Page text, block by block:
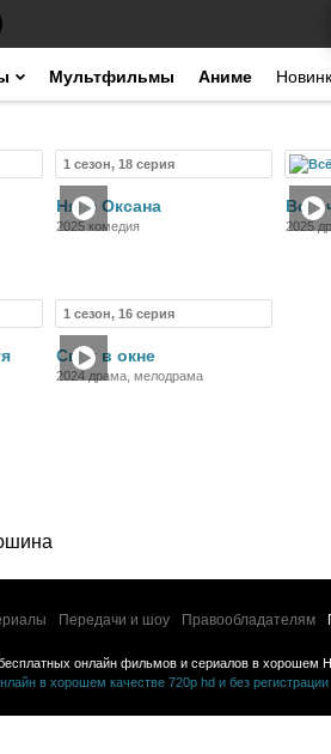
Мультфильмы Аниме
1 сезон, 18 серия
Няня Оксана
2025 комедия
Всё,
2025
1 сезон, 16 серия
Свет в окне
2024 драма, мелодрама
Передачи и шоу Правообладателям
онлайн фильмов и сериалов в хорошем
в хорошем качестве 720p hd и без